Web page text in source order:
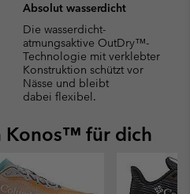
Absolut wasserdicht
Die wasserdicht-
atmungsaktive OutDry™-
Technologie mit verklebter
Konstruktion schützt vor
Nässe und bleibt
dabei flexibel.
Konos™ für dich